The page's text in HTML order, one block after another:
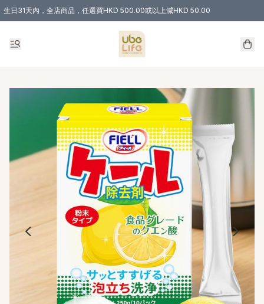
生日31天內，全店商品，任選買HKD 500.00或以上減HKD 50.00
購物滿 HKD 300.00即享免運費優惠！（適用於 特定的送貨方式 )